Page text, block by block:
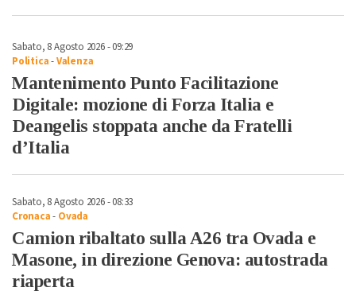
Sabato, 8 Agosto 2026 - 09:29
Politica-Valenza
Mantenimento Punto Facilitazione
Digitale: mozione di Forza Italia e
Deangelis stoppata anche da Fratelli
d’Italia
Sabato, 8 Agosto 2026 - 08:33
Cronaca- Ovada
Camion ribaltato sulla A26 tra Ovada e
Masone, in direzione Genova: autostrada
riaperta